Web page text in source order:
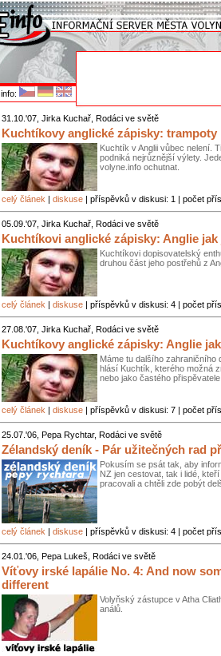
info:
31.10.'07, Jirka Kuchař, Rodáci ve světě
Kuchtíkovy anglické zápisky: trampoty
Kuchtík v Anglii vůbec nelení.
podniká nejrůznější výlety.
volyne.info ochutnat.
celý článek | diskuse | příspěvků v diskusi: 1 | počet
05.09.'07, Jirka Kuchař, Rodáci ve světě
Kuchtíkovi anglické zápisky: Anglie
Kuchtíkovi dopisovatelský
druhou část jeho postřehů z
celý článek | diskuse | příspěvků v diskusi: 4 | počet
27.08.'07, Jirka Kuchař, Rodáci ve světě
Kuchtíkovy anglické zápisky: Anglie
Máme tu dalšího zahraničního
hlásí Kuchtík, kterého možná
nebo jako častého
celý článek | diskuse | příspěvků v diskusi: 7 | počet
25.07.'06, Pepa Rychtar, Rodáci ve světě
Zélandský deník - Pár užitečných rad
Pokusím se psát tak, aby
NZ jen cestovat, tak i lidé,
pracovali a chtěli zde pobýt
celý článek | diskuse | příspěvků v diskusi: 4 | počet
24.01.'06, Pepa Lukeš, Rodáci ve světě
Víťovy irské lapálie No. 4: And now
different
Volyňský zástupce v Atha
análů.